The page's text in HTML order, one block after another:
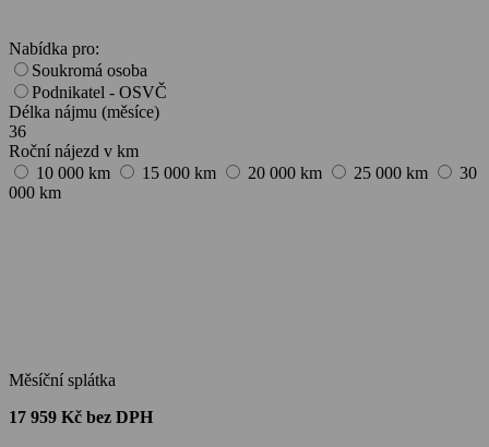
Nabídka pro:
Soukromá osoba
Podnikatel - OSVČ
Délka nájmu (měsíce)
36
Roční nájezd v km
10 000 km
15 000 km 20 000 km 25 000 km
30
000 km
Měsíční splátka
17 959 Kč bez DPH